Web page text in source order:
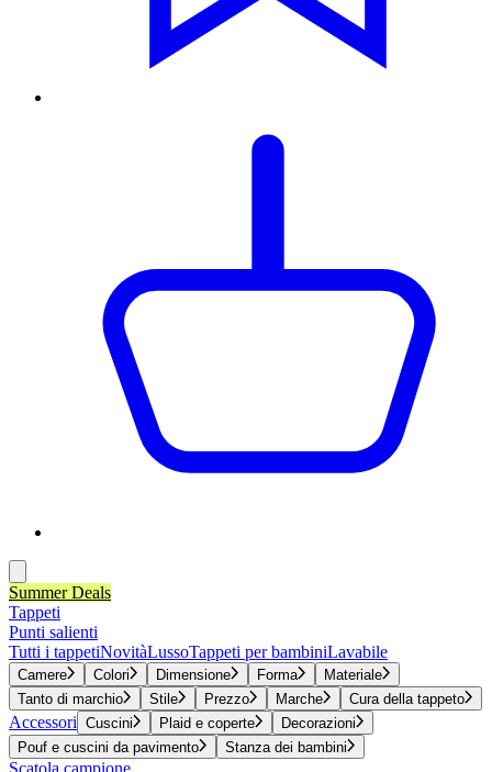
Summer Deals
Tappeti
Punti salienti
Tutti i tappetiNovitàLussoTappeti per bambiniLavabile
Camere Colori Dimensione Forma
Materiale
Tanto di marchio
Stile Prezzo Marche Cura della tappeto
Accessori Cuscini Plaid e coperte
Decorazioni
Pouf e cuscini da pavimento
Stanza dei bambini
Scatola campione